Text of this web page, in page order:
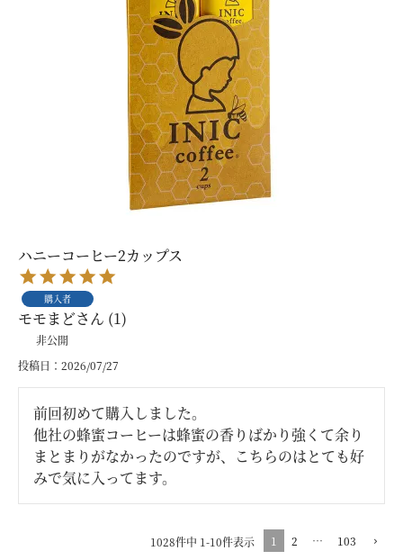
ハニーコーヒー2カップス
購入者
モモまど 1
非公開
投稿日
2026/07/27
前回初めて購入しました。
他社の蜂蜜コーヒーは蜂蜜の香りばかり強くて余り
まとまりがなかったのですが、こちらのはとても好
みで気に入ってます。
1028件中 1-10件表示 1 2 … 103